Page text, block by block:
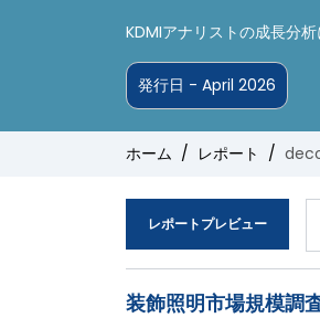
KDMIアナリストの成長分
発行日 - April 2026
ホーム レポート
レポートプレビュー
装飾照明市場規模調